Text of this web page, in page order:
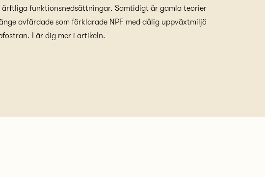
ärftliga funktionsnedsättningar. Samtidigt är gamla teorier
avfärdade som förklarade NPF med dålig uppväxtmiljö
Lär dig mer i artikeln.